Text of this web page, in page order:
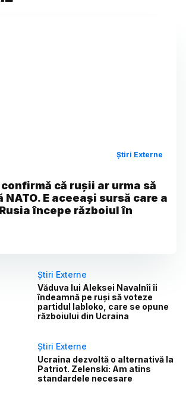
Știri Externe
că rușii ar urma să
NATO. E aceeași sursă care a
începe războiul în
Știri Externe
Văduva lui Aleksei Navalnîi îi
îndeamnă pe ruși să voteze
partidul Iabloko, care se opune
războiului din Ucraina
Știri Externe
Ucraina dezvoltă o alternativă la
Patriot. Zelenski: Am atins
standardele necesare